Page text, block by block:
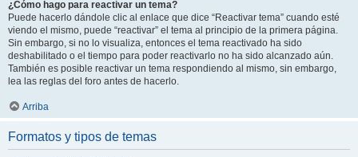
¿Cómo hago para reactivar un tema?
Puede hacerlo dándole clic al enlace que dice “Reactivar tema” cuando esté
viendo el mismo, puede “reactivar” el tema al principio de la primera página.
Sin embargo, si no lo visualiza, entonces el tema reactivado ha sido
deshabilitado o el tiempo para poder reactivarlo no ha sido alcanzado aún.
También es posible reactivar un tema respondiendo al mismo, sin embargo,
lea las reglas del foro antes de hacerlo.
Arriba
Formatos y tipos de temas